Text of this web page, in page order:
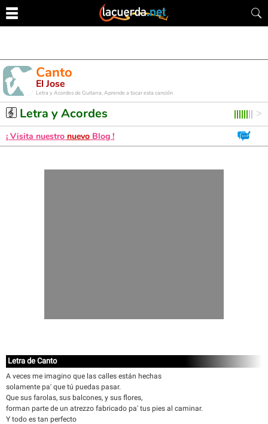
Canto
El Jose
Letra y Acordes de Guitarra. Aprende a tocar esta canción
Letra y Acordes
¡ Visita nuestro nuevo Blog !
Letra de Canto
A veces me imagino que las calles están hechas
solamente pa' que tú puedas pasar.
Que sus farolas, sus balcones, y sus flores,
forman parte de un atrezzo fabricado pa' tus pies al caminar.
Y todo es tan perfecto